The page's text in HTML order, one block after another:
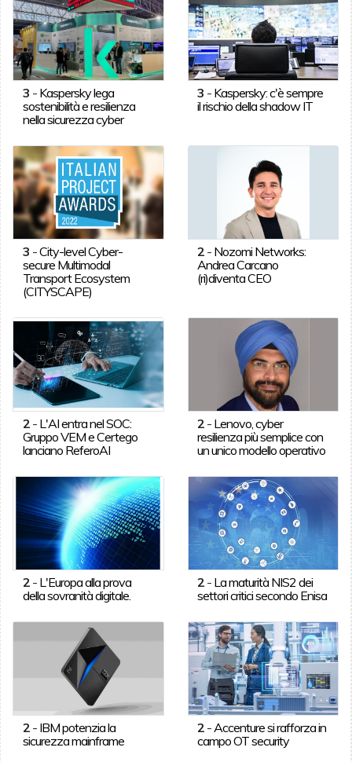
3 - Kaspersky lega
sostenibilità e resilienza
nella sicurezza cyber
3 - Kaspersky: c'è sempre
il rischio della shadow IT
3 -City-level Cyber-
secure Multimodal
Transport Ecosystem
(CITYSCAPE)
2 - Nozomi Networks:
Andrea Carcano
(ri)diventa CEO
2- L'AI entra nel SOC:
Gruppo VEM e Certego
lanciano ReferoAI
2 - Lenovo, cyber
resilienza più semplice con
un unico modello operativo
2- L'Europa alla prova
della sovranità digitale.
2 - La maturità NIS2 dei
settori critici secondo Enisa
2- IBM potenzia la
sicurezza mainframe
2 - Accenture si rafforza in
campo OT security